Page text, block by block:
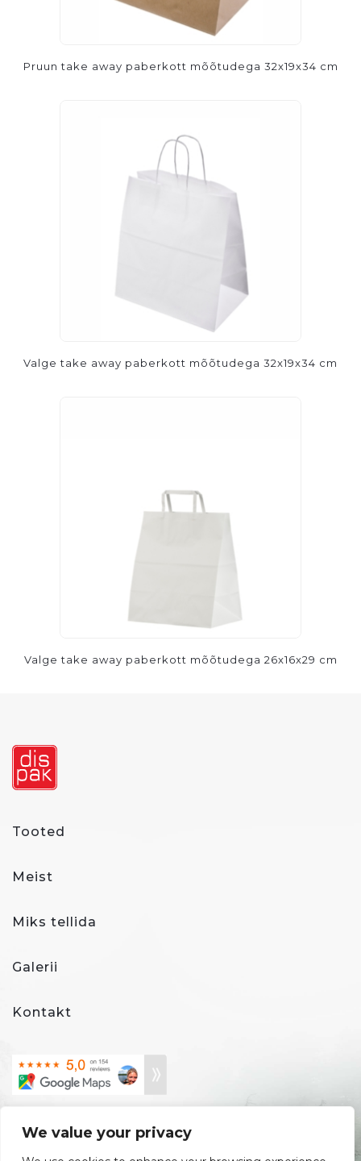
We value your privacy
Pruun take away paberkott mõõtudega 32x19x34 cm
Valge take away paberkott mõõtudega 32x19x34 cm
Valge take away paberkott mõõtudega 26x16x29 cm
Tooted
Meist
Miks tellida
Galerii
Kontakt